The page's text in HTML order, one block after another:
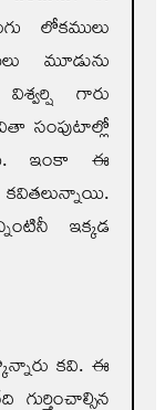
లోకములు
మూడును
గారు
సంపుటాల్లో
ఇంకా ఈ
ఇక్కడ
కవి. ఈ